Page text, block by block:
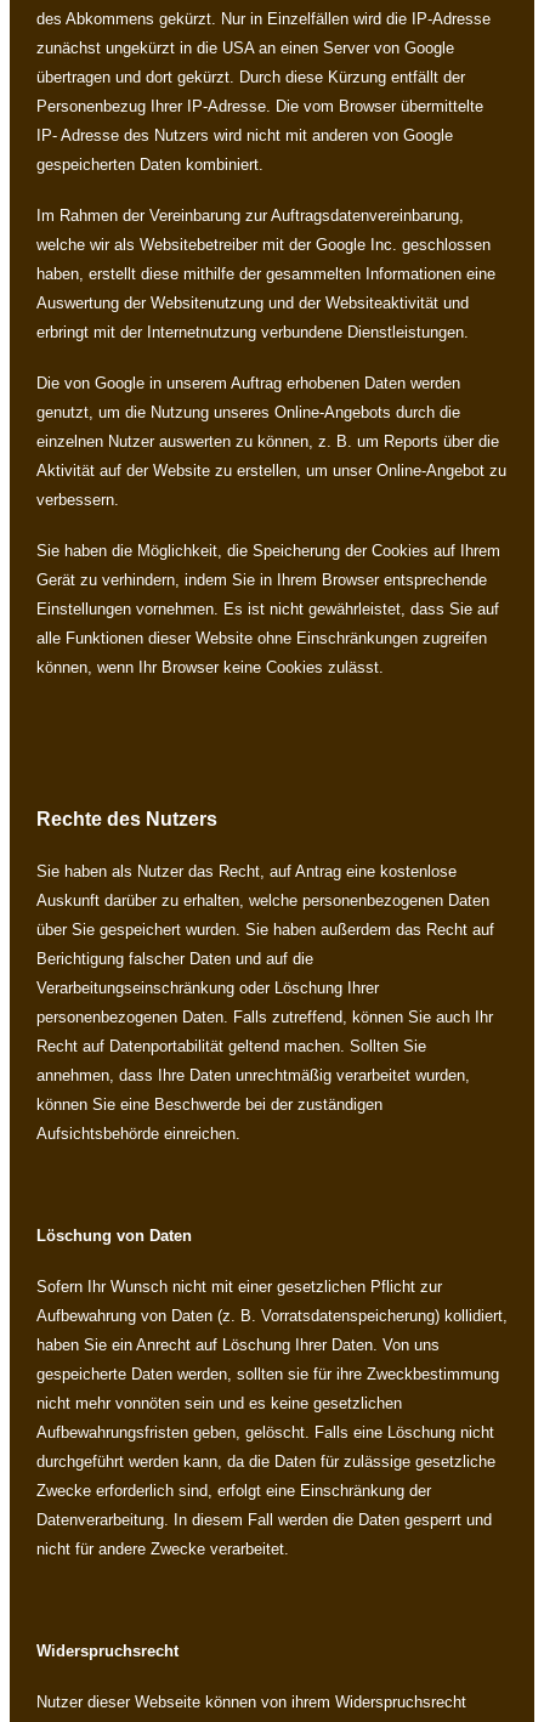
des Abkommens gekürzt. Nur in Einzelfällen wird die IP-Adresse
zunächst ungekürzt in die USA an einen Server von Google
übertragen und dort gekürzt. Durch diese Kürzung entfällt der
Personenbezug Ihrer IP-Adresse. Die vom Browser übermittelte
IP- Adresse des Nutzers wird nicht mit anderen von Google
gespeicherten Daten kombiniert.
Im Rahmen der Vereinbarung zur Auftragsdatenvereinbarung,
welche wir als Websitebetreiber mit der Google Inc. geschlossen
haben, erstellt diese mithilfe der gesammelten Informationen eine
Auswertung der Websitenutzung und der Websiteaktivität und
erbringt mit der Internetnutzung verbundene Dienstleistungen.
Die von Google in unserem Auftrag erhobenen Daten werden
genutzt, um die Nutzung unseres Online-Angebots durch die
einzelnen Nutzer auswerten zu können, z. B. um Reports über die
Aktivität auf der Website zu erstellen, um unser Online-Angebot zu
verbessern.
Sie haben die Möglichkeit, die Speicherung der Cookies auf Ihrem
Gerät zu verhindern, indem Sie in Ihrem Browser entsprechende
Einstellungen vornehmen. Es ist nicht gewährleistet, dass Sie auf
alle Funktionen dieser Website ohne Einschränkungen zugreifen
können, wenn Ihr Browser keine Cookies zulässt.
Rechte des Nutzers
Sie haben als Nutzer das Recht, auf Antrag eine kostenlose
Auskunft darüber zu erhalten, welche personenbezogenen Daten
über Sie gespeichert wurden. Sie haben außerdem das Recht auf
Berichtigung falscher Daten und auf die
Verarbeitungseinschränkung oder Löschung Ihrer
personenbezogenen Daten. Falls zutreffend, können Sie auch Ihr
Recht auf Datenportabilität geltend machen. Sollten Sie
annehmen, dass Ihre Daten unrechtmäßig verarbeitet wurden,
können Sie eine Beschwerde bei der zuständigen
Aufsichtsbehörde einreichen.
Löschung von Daten
Sofern Ihr Wunsch nicht mit einer gesetzlichen Pflicht zur
Aufbewahrung von Daten (z. B. Vorratsdatenspeicherung) kollidiert,
haben Sie ein Anrecht auf Löschung Ihrer Daten. Von uns
gespeicherte Daten werden, sollten sie für ihre Zweckbestimmung
nicht mehr vonnöten sein und es keine gesetzlichen
Aufbewahrungsfristen geben, gelöscht. Falls eine Löschung nicht
durchgeführt werden kann, da die Daten für zulässige gesetzliche
Zwecke erforderlich sind, erfolgt eine Einschränkung der
Datenverarbeitung. In diesem Fall werden die Daten gesperrt und
nicht für andere Zwecke verarbeitet.
Widerspruchsrecht
Nutzer dieser Webseite können von ihrem Widerspruchsrecht